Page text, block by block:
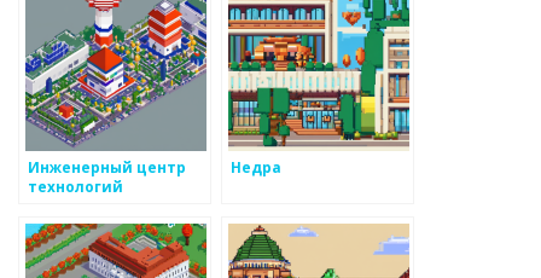
Инженерный центр
технологий
Недра